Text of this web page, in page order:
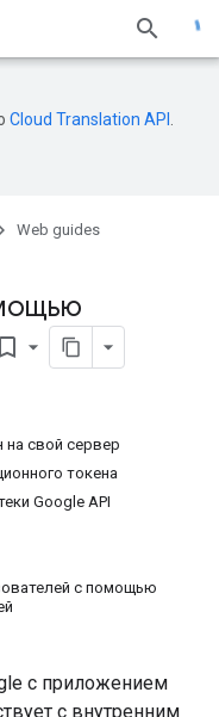
Cloud Translation API
Web guides
bookmark_border
на свой сервер
токена
Google API
с помощью
с приложением
с внутренним